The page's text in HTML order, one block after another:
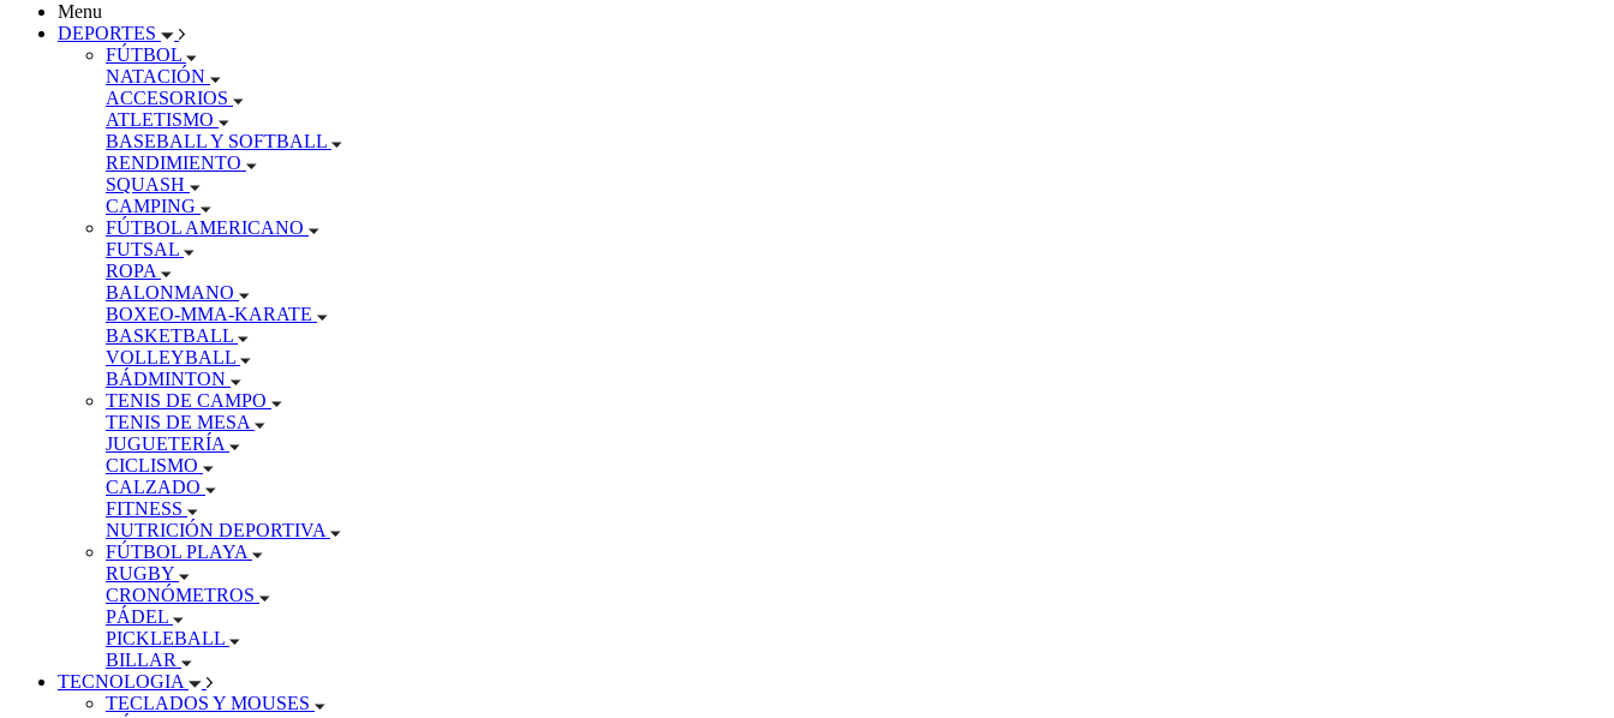
Menu
DEPORTES
FÚTBOL
NATACIÓN
ACCESORIOS
ATLETISMO
BASEBALL Y SOFTBALL
RENDIMIENTO
SQUASH
CAMPING
FÚTBOL AMERICANO
FUTSAL
ROPA
BALONMANO
BOXEO-MMA-KARATE
BASKETBALL
VOLLEYBALL
BÁDMINTON
TENIS DE CAMPO
TENIS DE MESA
JUGUETERÍA
CICLISMO
CALZADO
FITNESS
NUTRICIÓN DEPORTIVA
FÚTBOL PLAYA
RUGBY
CRONÓMETROS
PÁDEL
PICKLEBALL
BILLAR
TECNOLOGIA
TECLADOS Y MOUSES